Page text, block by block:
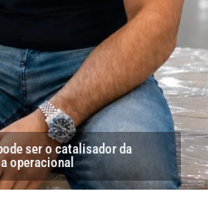
ser o catalisador da
operacional